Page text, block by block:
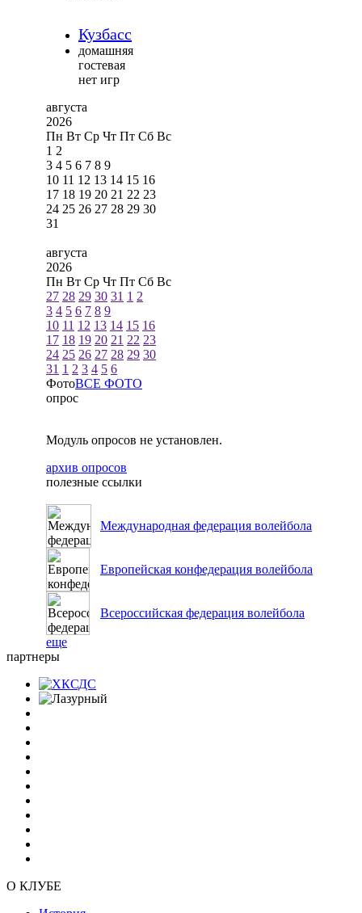
Кузбасс
домашняя
гостевая
нет игр
августа
2026
Пн Вт Ср Чт Пт Сб Вс
1 2
3 4 5 6 7 8 9
10 11 12 13 14 15 16
17 18 19 20 21 22 23
24 25 26 27 28 29 30
31
августа
2026
Пн Вт Ср Чт Пт Сб Вс
27 28 29 30 31 1 2
3 4 5 6 7 8 9
10 11 12 13 14 15 16
17 18 19 20 21 22 23
24 25 26 27 28 29 30
31 1 2 3 4 5 6
ФотоВСЕ ФОТО
опрос
Модуль опросов не установлен.
архив опросов
полезные ссылки
Международная федерация волейбола
Европейская конфедерация волейбола
Всероссийская федерация волейбола
еще
партнеры
О КЛУБЕ